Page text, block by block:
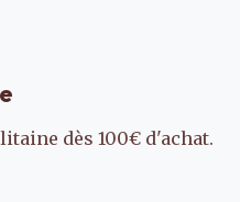
dès 100€ d'achat.